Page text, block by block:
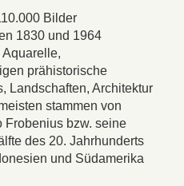
Bilder
1830 und 1964
prähistorische
Landschaften, Architektur
stammen von
Frobenius bzw. seine
des 20. Jahrhunderts
und Südamerika